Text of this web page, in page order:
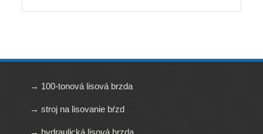
→ 100-tonová lisová brzda
→ stroj na lisovanie bŕzd
→ hydraulická lisová brzda